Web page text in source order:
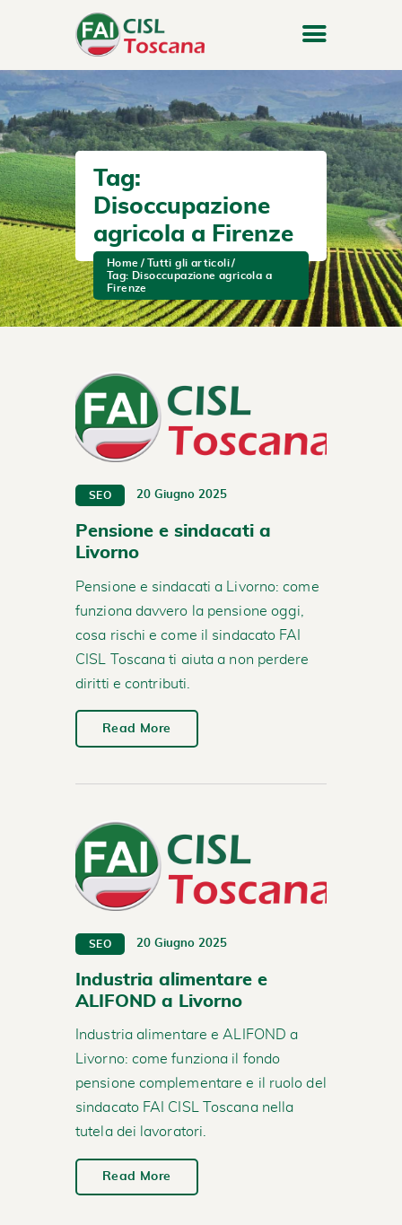
Tag:
Disoccupazione
agricola a Firenze
Home
Tutti gli articoli
Tag: Disoccupazione agricola a
Firenze
SEO 20 Giugno 2025
Pensione e sindacati a
Livorno
Pensione e sindacati a Livorno: come
funziona davvero la pensione oggi,
cosa rischi e come il sindacato FAI
CISL Toscana ti aiuta a non perdere
diritti e contributi.
Read More
SEO 20 Giugno 2025
Industria alimentare e
ALIFOND a Livorno
Industria alimentare e ALIFOND a
Livorno: come funziona il fondo
pensione complementare e il ruolo del
sindacato FAI CISL Toscana nella
tutela dei lavoratori.
Read More